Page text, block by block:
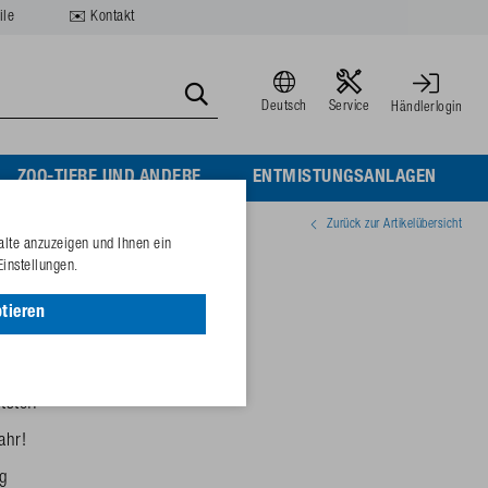
✉️ Kontakt
Deutsch Service Händlerlogin
ZOO-TIERE UND ANDERE ENTMISTUNGSANLAGEN
Zurück zur Artikelübersicht
anzuzeigen und Ihnen ein